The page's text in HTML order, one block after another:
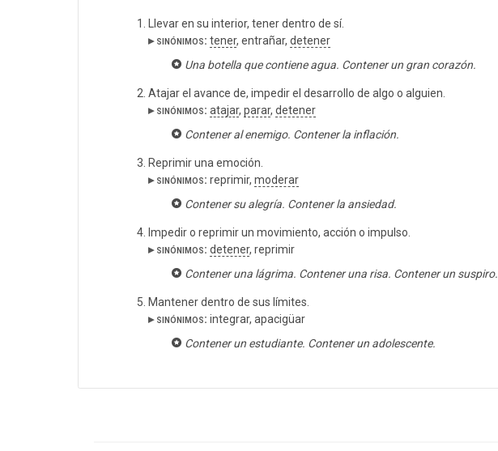
Llevar en su interior, tener dentro de sí.
▸ sinónimos: tener, entrañar, detener
Una botella que contiene agua. Contener un gran corazón.
Atajar el avance de, impedir el desarrollo de algo o alguien.
▸ sinónimos: atajar, parar, detener
Contener al enemigo. Contener la inflación.
Reprimir una emoción.
▸ sinónimos: reprimir, moderar
Contener su alegría. Contener la ansiedad.
Impedir o reprimir un movimiento, acción o impulso.
▸ sinónimos: detener, reprimir
Contener una lágrima. Contener una risa. Contener un suspiro.
Mantener dentro de sus límites.
▸ sinónimos: integrar, apacigüar
Contener un estudiante. Contener un adolescente.